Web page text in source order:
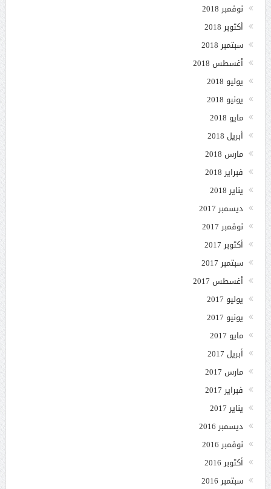
نوفمبر 2018
أكتوبر 2018
سبتمبر 2018
أغسطس 2018
يوليو 2018
يونيو 2018
مايو 2018
أبريل 2018
مارس 2018
فبراير 2018
يناير 2018
ديسمبر 2017
نوفمبر 2017
أكتوبر 2017
سبتمبر 2017
أغسطس 2017
يوليو 2017
يونيو 2017
مايو 2017
أبريل 2017
مارس 2017
فبراير 2017
يناير 2017
ديسمبر 2016
نوفمبر 2016
أكتوبر 2016
سبتمبر 2016